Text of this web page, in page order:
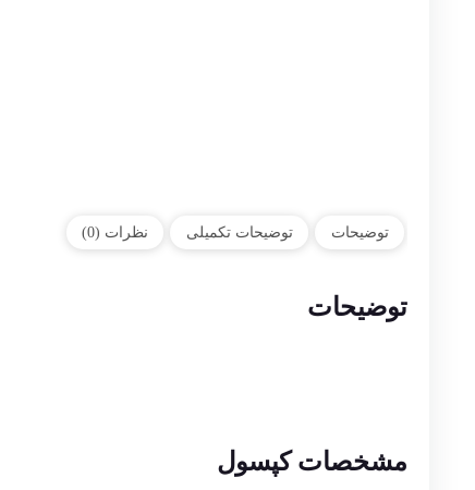
توضیحات توضیحات تکمیلی نظرات (0)
توضیحات
مشخصات کپسول